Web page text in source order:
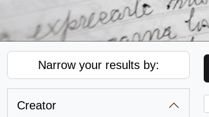
Narrow your results by:
Creator